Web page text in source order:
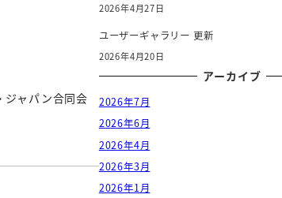
ジャパン合同会
2026年4月27日
ユーザーギャラリー 更新
2026年4月20日
アーカイブ
2026年7月
2026年6月
2026年4月
2026年3月
2026年1月